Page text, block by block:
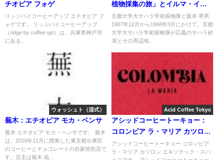
チオピア フォゲ
リッジバイコーヒーアップ エチオピア フ
ォゲです。 リッジバイコーヒーアップ
（ridge by coffee up!）は、兵庫県神戸市
にある...
植物採集の旅」とイルマ・イェ
マネ（Yilma Yemane）
京都大学大サハラ学術探検隊と阪本 寧男
1967年12月から1968年3月にかけて、京都
大学大サハラ学術探検隊が広義のサハラ砂
漠とその周辺地...
ウォッシュト（湿式）
蕪木：エチオピア モカ・ベンサ
蕪木 エチオピア モカ・ベンサです。 蕪木
は、2016年11月に開業した東京都台東区
のコーヒーとチョコレートの自家焙煎店で
す。店主は蕪木 祐...
Acid Coffee Tokyo
アシッドコーヒートーキョー：
コロンビア ラ・マリア カツロン
エキゾチック・スパイス
アシッドコーヒートーキョー コロンビア
ラ・マリア カツロン エキゾチック・スパ